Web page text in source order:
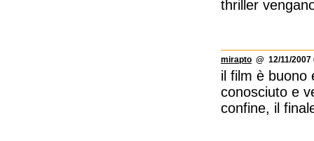
thriller
mirapto @ 12/11/2007
il film è buono
conosciuto e
confine, il